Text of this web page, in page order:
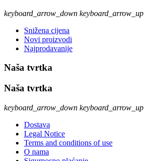
keyboard_arrow_down keyboard_arrow_up
Snižena cijena
Novi proizvodi
Najprodavanije
Naša tvrtka
Naša tvrtka
keyboard_arrow_down keyboard_arrow_up
Dostava
Legal Notice
Terms and conditions of use
O nama